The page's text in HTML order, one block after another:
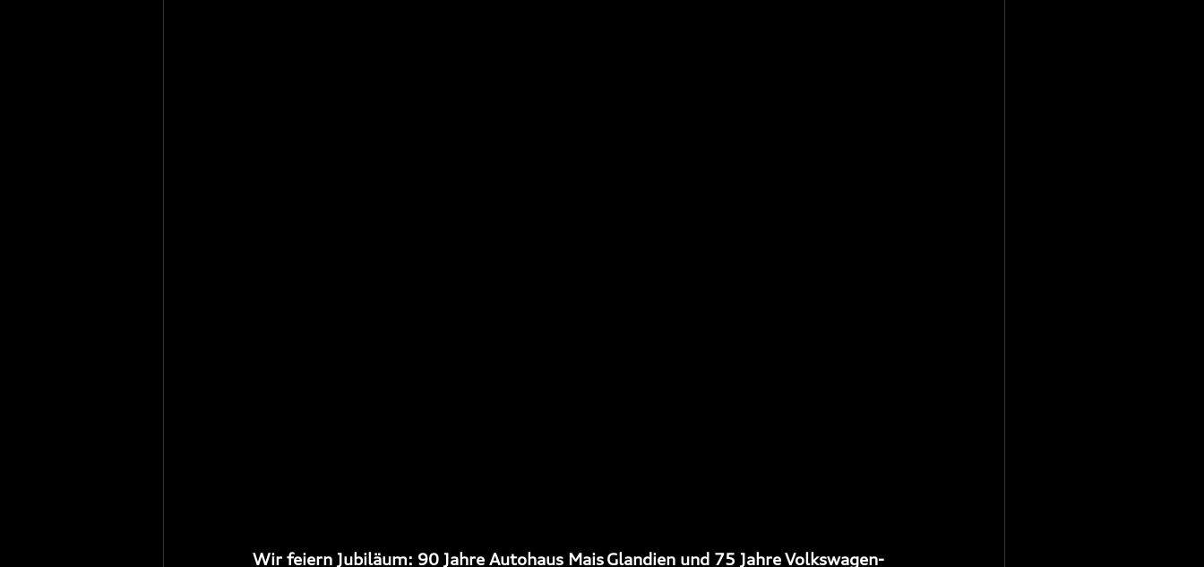
Wir feiern Jubiläum: 90 Jahre Autohaus Mais Glandien und 75 Jahre Volkswagen-